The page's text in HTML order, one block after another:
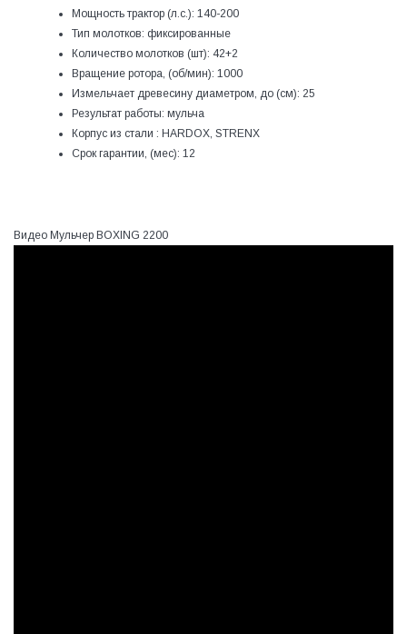
Мощность трактор (л.с.): 140-200
Тип молотков: фиксированные
Количество молотков (шт): 42+2
Вращение ротора, (об/мин): 1000
Измельчает древесину диаметром, до (см): 25
Результат работы: мульча
Корпус из стали : HARDOX, STRENX
Срок гарантии, (мес): 12
Видео Мульчер BOXING 2200